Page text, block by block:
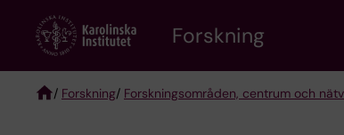
content
Forskning
/ Forskning/ Forskningsområden, centrum och